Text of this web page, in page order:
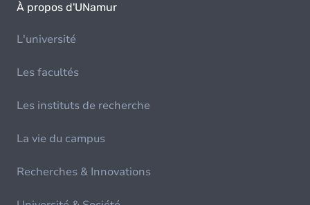
À propos d'UNamur
L'université
Les facultés
Les instituts de recherche
La vie du campus
Recherches & Innovations